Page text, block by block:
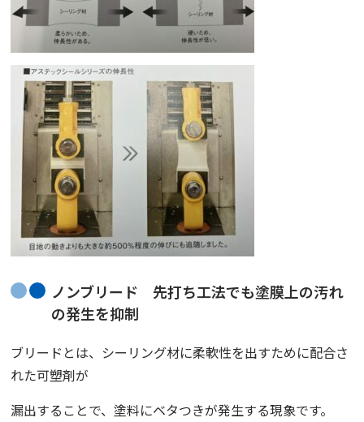
ノンブリード 先打ち工法でも塗膜上の汚れ
の発生を抑制
ブリード とは、シーリング材に柔軟性を出すために配合さ
れた可塑剤が
漏出することで、塗料にベタつきが発生する現象です。